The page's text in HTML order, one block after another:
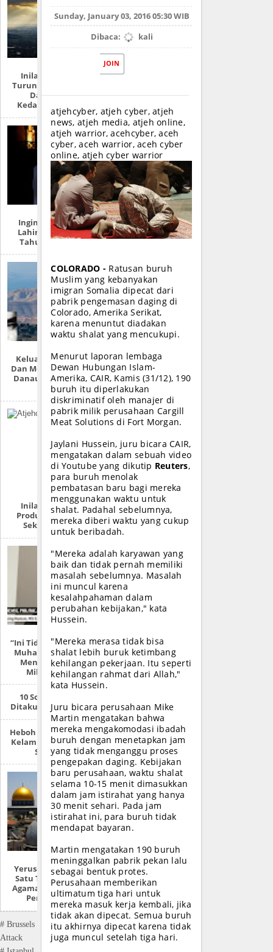
Inilah Tempat
Turunnya Nabi Isa
Dan 7 Ciri
Kedatangannya
Ingin Tahu Hari
Lahirmu Dalam
Tahun Hijriah?
Keluarnya Dajjal
Dan Mengeringnya
Danau Tiberias Di
Israel
Inilah Produk-
Produk Zionis Di
Sekitar Anda
“Ini Tidak Mungkin!
Muhammad Pasti
Menggunakan
Mikroskop”
10 Sosok Paling
Ditakuti AS Saat Ini
Heboh ‘Survei’ Ukur
Kelamin Siswa SMP
Sabang
Yerusalem: “Kota
Satu Tuhan, Tiga
Agama Dan Sejuta
Pertikaian”
# Brussels
Attack
Sunday, January 03, 2016 05:30 WIB
Dibaca:
kali
JOIN
atjehcyber, atjeh cyber, atjeh
news, atjeh media, atjeh online,
atjeh warrior, acehcyber, aceh
cyber, aceh warrior, aceh cyber
online, atjeh cyber warrior
COLORADO - Ratusan buruh
Muslim yang kebanyakan
imigran Somalia dipecat dari
pabrik pengemasan daging di
Colorado, Amerika Serikat,
karena menuntut diadakan
waktu shalat yang mencukupi.
Menurut laporan lembaga
Dewan Hubungan Islam-
Amerika, CAIR, Kamis (31/12), 190
buruh itu diperlakukan
diskriminatif oleh manajer di
pabrik milik perusahaan Cargill
Meat Solutions di Fort Morgan.
Jaylani Hussein, juru bicara CAIR,
mengatakan dalam sebuah video
di Youtube yang dikutip Reuters,
para buruh menolak
pembatasan baru bagi mereka
menggunakan waktu untuk
shalat. Padahal sebelumnya,
mereka diberi waktu yang cukup
untuk beribadah.
"Mereka adalah karyawan yang
baik dan tidak pernah memiliki
masalah sebelumnya. Masalah
ini muncul karena
kesalahpahaman dalam
perubahan kebijakan," kata
Hussein.
"Mereka merasa tidak bisa
shalat lebih buruk ketimbang
kehilangan pekerjaan. Itu seperti
kehilangan rahmat dari Allah,"
kata Hussein.
Juru bicara perusahaan Mike
Martin mengatakan bahwa
mereka mengakomodasi ibadah
buruh dengan menetapkan jam
yang tidak menganggu proses
pengepakan daging. Kebijakan
baru perusahaan, waktu shalat
selama 10-15 menit dimasukkan
dalam jam istirahat yang hanya
30 menit sehari. Pada jam
istirahat ini, para buruh tidak
mendapat bayaran.
Martin mengatakan 190 buruh
meninggalkan pabrik pekan lalu
sebagai bentuk protes.
Perusahaan memberikan
ultimatum tiga hari untuk
mereka masuk kerja kembali, jika
tidak akan dipecat. Semua buruh
itu akhirnya dipecat karena tidak
juga muncul setelah tiga hari.